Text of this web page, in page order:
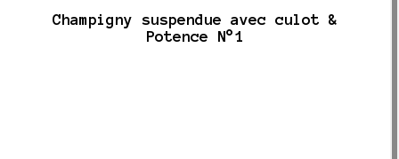
Champigny suspendue avec culot &
Potence N°1